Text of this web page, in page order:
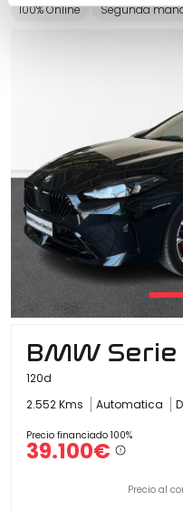
100% Online Segunda
BMW Serie
120d
2.552 Kms
Automatica
Precio financiado 100%
39.100€
Precio al